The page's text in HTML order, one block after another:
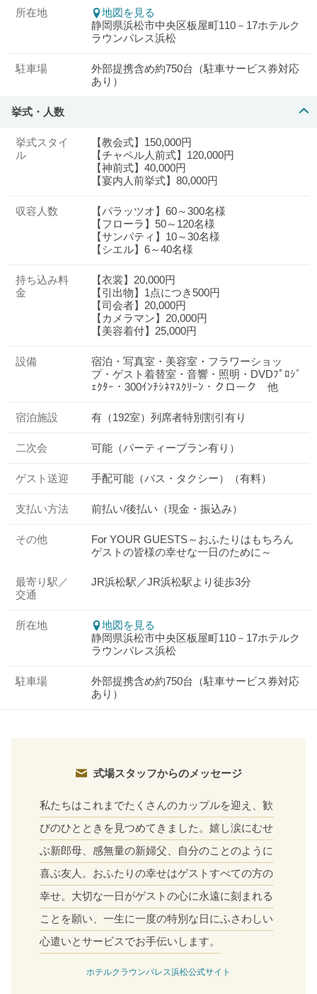
所在地
地図を見る
静岡県浜松市中央区板屋町110－17ホテルク
ラウンパレス浜松
駐車場
外部提携含め約750台（駐車サービス券対応
あり）
挙式・人数
挙式スタイ
ル
【教会式】150,000円
【チャペル人前式】120,000円
【神前式】40,000円
【宴内人前挙式】80,000円
収容人数
【パラッツオ】60～300名様
【フローラ】50～120名様
【サンパティ】10～30名様
【シエル】6～40名様
持ち込み料
金
【衣裳】20,000円
【引出物】1点につき500円
【司会者】20,000円
【カメラマン】20,000円
【美容着付】25,000円
設備
宿泊・写真室・美容室・フラワーショッ
プ・ゲスト着替室・音響・照明・DVDﾌﾟﾛｼﾞ
ｪｸﾀｰ・300ｲﾝﾁｼﾈﾏｽｸﾘｰﾝ・クローク 他
宿泊施設 有（192室）列席者特別割引有り
二次会 可能（パーティープラン有り）
ゲスト送迎 手配可能（バス・タクシー）（有料）
支払い方法 前払い/後払い（現金・振込み）
その他
For YOUR GUESTS～おふたりはもちろん
ゲストの皆様の幸せな一日のために～
最寄り駅／
交通
JR浜松駅／JR浜松駅より徒歩3分
所在地
地図を見る
静岡県浜松市中央区板屋町110－17ホテルク
ラウンパレス浜松
駐車場
外部提携含め約750台（駐車サービス券対応
あり）
式場スタッフからのメッセージ
私たちはこれまでたくさんのカップルを迎え、歓
びのひとときを見つめてきました。嬉し涙にむせ
ぶ新郎母、感無量の新婦父、自分のことのように
喜ぶ友人。おふたりの幸せはゲストすべての方の
幸せ。大切な一日がゲストの心に永遠に刻まれる
ことを願い、一生に一度の特別な日にふさわしい
心遣いとサービスでお手伝いします。
ホテルクラウンパレス浜松公式サイト